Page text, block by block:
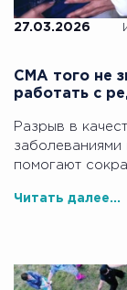
27.03.2026
СМА того не
работать с
Разрыв в
помогают
Читать далее...